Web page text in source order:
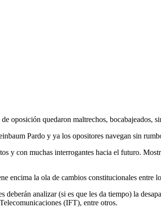
oposición quedaron maltrechos, bocabajeados,
Pardo y ya los opositores navegan sin
y con muchas interrogantes hacia el futuro.
encima la ola de cambios constitucionales
deberán analizar (si es que les da tiempo) la
(IFT), entre otros.